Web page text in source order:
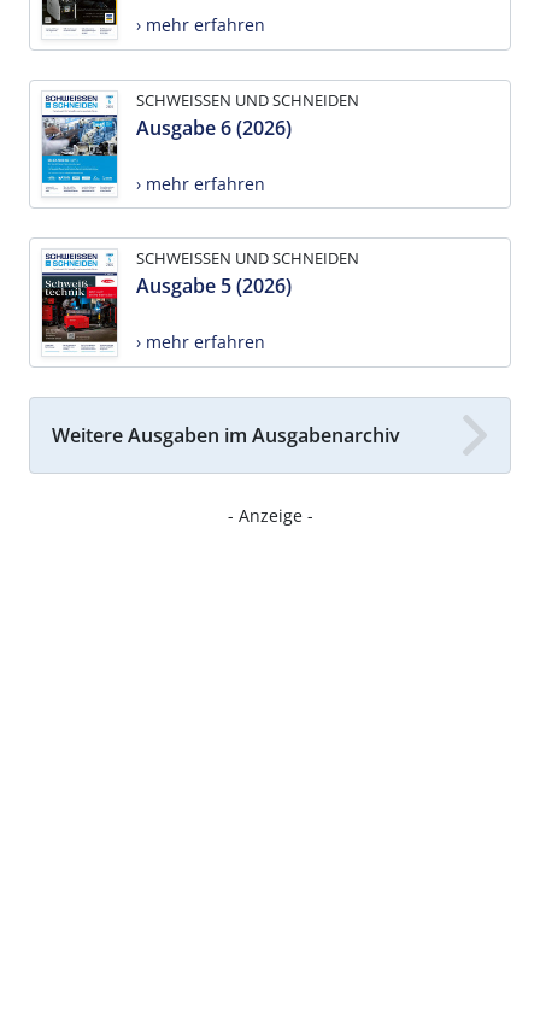
› mehr erfahren
SCHWEISSEN UND SCHNEIDEN
Ausgabe 6 (2026)
› mehr erfahren
SCHWEISSEN UND SCHNEIDEN
Ausgabe 5 (2026)
› mehr erfahren
Weitere Ausgaben im Ausgabenarchiv
- Anzeige -